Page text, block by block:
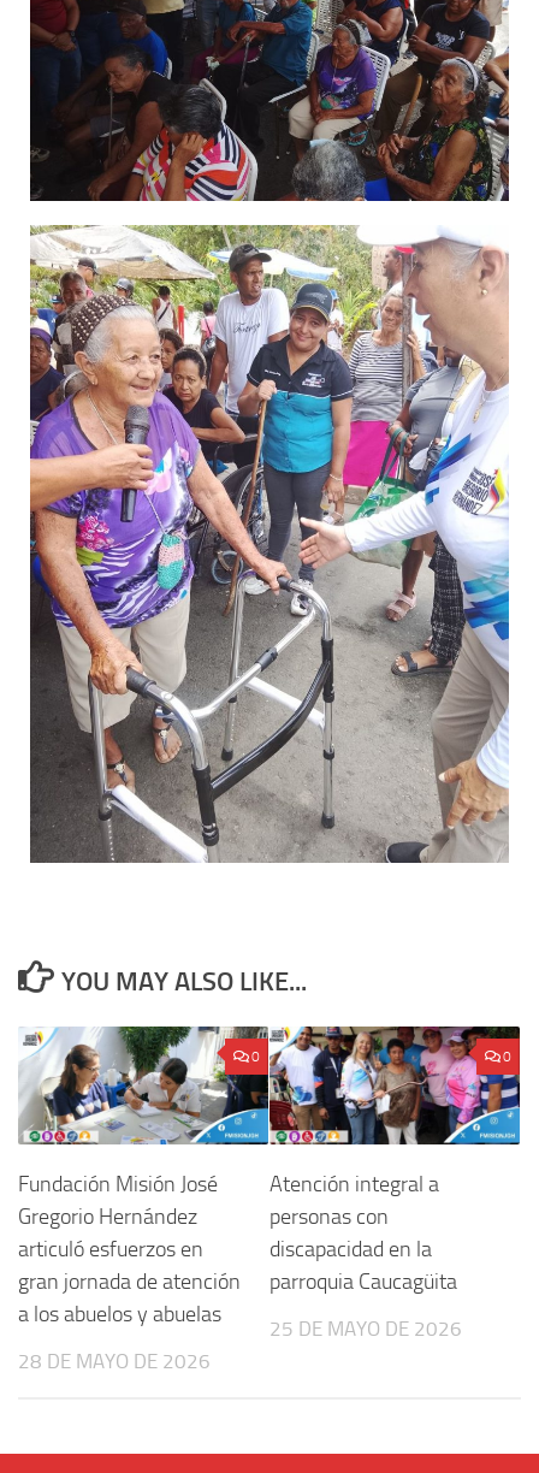
YOU MAY ALSO LIKE...
0
Fundación Misión José
Gregorio Hernández
articuló esfuerzos en
gran jornada de atención
a los abuelos y abuelas
28 DE MAYO DE 2026
0
Atención integral a
personas con
discapacidad en la
parroquia Caucagüita
25 DE MAYO DE 2026